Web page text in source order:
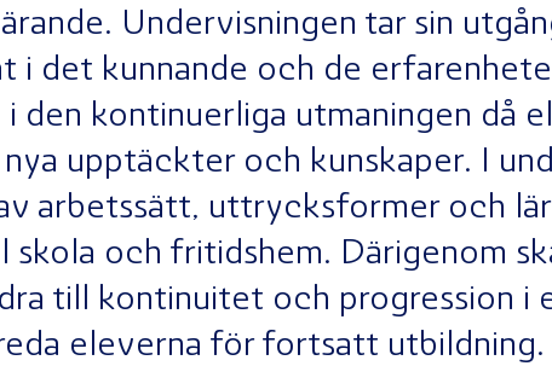
Undervisningen tar sin
i det kunnande och de
den kontinuerliga utmaningen då
upptäckter och kunskaper. I
arbetssätt, uttrycksformer och
och fritidshem. Därigenom
till kontinuitet och progression i
eleverna för fortsatt utbildning.